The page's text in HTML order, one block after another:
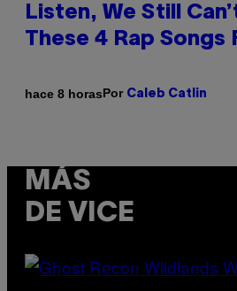
Listen, We Still
These 4 Rap Songs
hace 8 horasPor Caleb Catlin
MÁS
DE VICE